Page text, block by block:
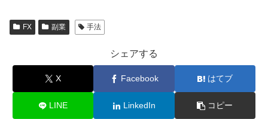
FX 副業 手法
シェアする
X Facebook はてブ
LINE LinkedIn コピー